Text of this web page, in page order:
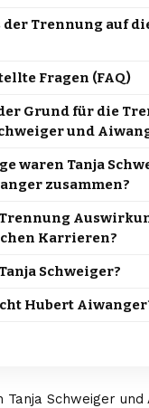
der Trennung auf
Fragen (FAQ)
Grund für die
und
waren Tanja
zusammen?
Karrieren?
Schweiger?
Hubert
Tanja Schweiger und